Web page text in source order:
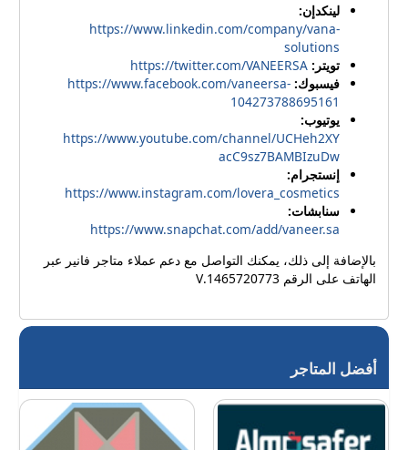
لينكدإن:
https://www.linkedin.com/company/vana-
solutions
تويتر: https://twitter.com/VANEERSA
فيسبوك: https://www.facebook.com/vaneersa-
104273788695161
يوتيوب:
https://www.youtube.com/channel/UCHeh2XY
acC9sz7BAMBIzuDw
إنستجرام:
https://www.instagram.com/lovera_cosmetics
سنابشات:
https://www.snapchat.com/add/vaneer.sa
بالإضافة إلى ذلك، يمكنك التواصل مع دعم عملاء متاجر فانير عبر
الهاتف على الرقم 1465720773.V
أفضل المتاجر